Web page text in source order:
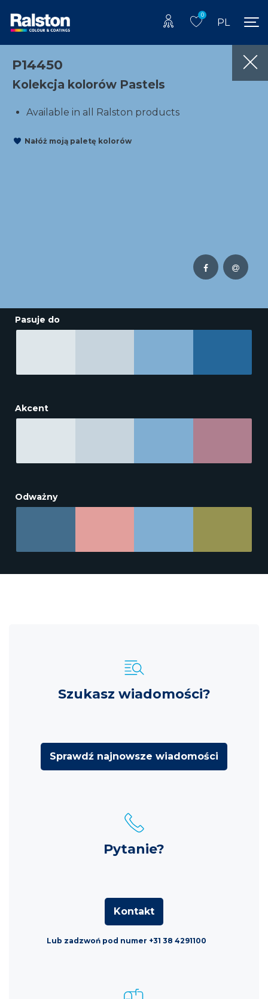
0
PL
P14450
Kolekcja kolorów Pastels
Available in all Ralston products
Nałóż moją paletę kolorów
Pasuje do
Akcent
Odważny
Szukasz wiadomości?
Sprawdź najnowsze wiadomości
Pytanie?
Kontakt
Lub zadzwoń pod numer +31 38 4291100